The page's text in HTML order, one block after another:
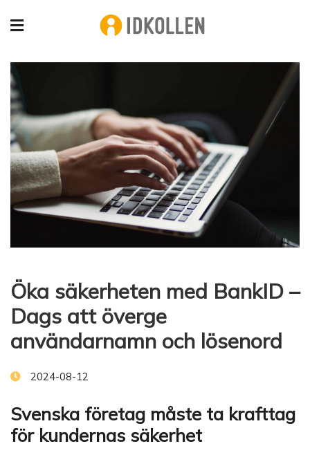
Öka säkerheten med BankID –
Dags att överge
användarnamn och lösenord
2024-08-12
Svenska företag måste ta krafttag
för kundernas säkerhet